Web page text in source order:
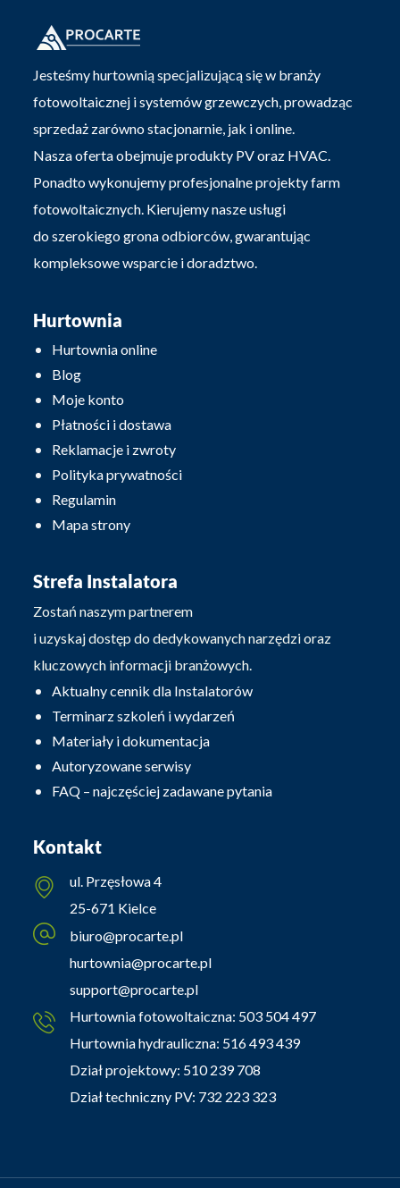
Jesteśmy hurtownią specjalizującą się w branży
fotowoltaicznej i systemów grzewczych, prowadząc
sprzedaż zarówno stacjonarnie, jak i online.
Nasza oferta obejmuje produkty PV oraz HVAC.
Ponadto wykonujemy profesjonalne projekty farm
fotowoltaicznych. Kierujemy nasze usługi
do szerokiego grona odbiorców, gwarantując
kompleksowe wsparcie i doradztwo.
Hurtownia
Hurtownia online
Blog
Moje konto
Płatności i dostawa
Reklamacje i zwroty
Polityka prywatności
Regulamin
Mapa strony
Strefa Instalatora
Zostań naszym partnerem
i uzyskaj dostęp do dedykowanych narzędzi oraz
kluczowych informacji branżowych.
Aktualny cennik dla Instalatorów
Terminarz szkoleń i wydarzeń
Materiały i dokumentacja
Autoryzowane serwisy
FAQ – najczęściej zadawane pytania
Kontakt
ul. Przęsłowa 4
25-671 Kielce
biuro@procarte.pl
hurtownia@procarte.pl
support@procarte.pl
Hurtownia fotowoltaiczna: 503 504 497
Hurtownia hydrauliczna: 516 493 439
Dział projektowy: 510 239 708
Dział techniczny PV: 732 223 323